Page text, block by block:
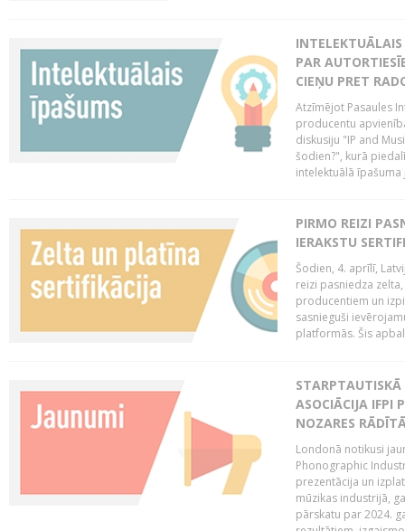
PAR
CIEŅU PRET
Atzīmējot Pasaules
producentu
diskusiju "IP and
šodien?", kurā
intelektuālā
PIRMO REIZI
IERAKSTU
Šodien, 4. aprīlī,
reizi pasniedza
producentiem un
sasnieguši
platformās. Šis
STARPTAUTISKĀ
ASOCIĀCIJA IFPI
NOZARES
Londonā notikusi
Phonographic
prezentācija un
mūzikas industrijā,
pārskatu par 2024.